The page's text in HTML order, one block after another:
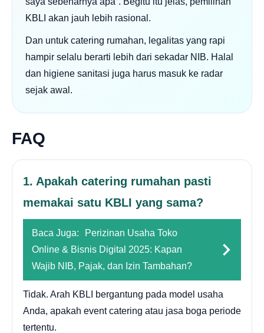
KBLI akan jauh lebih rasional.
Dan untuk catering rumahan, legalitas yang rapi
hampir selalu berarti lebih dari sekadar NIB. Halal
dan higiene sanitasi juga harus masuk ke radar
sejak awal.
FAQ
1. Apakah catering rumahan pasti
memakai satu KBLI yang sama?
Baca Juga:
Perizinan Usaha Toko
Online & Bisnis Digital 2025: Kapan
Wajib NIB, Pajak, dan Izin Tambahan?
Tidak. Arah KBLI bergantung pada model usaha
Anda, apakah event catering atau jasa boga periode
tertentu.